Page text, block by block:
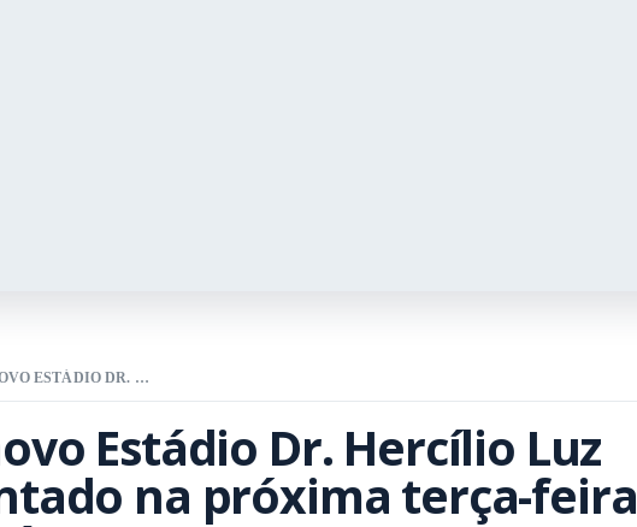
PROJETO DO NOVO ESTÁDIO DR. HERCÍLIO LUZ SERÁ APRESENTADO NA PRÓXIMA TERÇA-FEIRA (30), EM ITAJAÍ
Estádio Dr. Hercílio Luz
na próxima terça-feira